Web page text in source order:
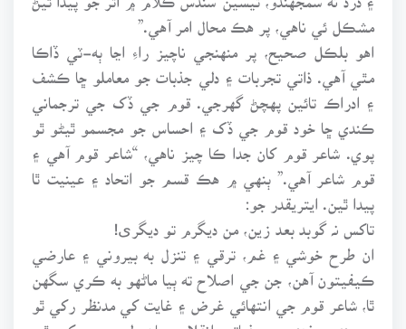
مشڪل ئي ناهي، پر هڪ محال امر آهي.”
اهو بلڪل صحيح، پر منهنجي ناچيز راءِ اڃا ٻه-ٽي ڏاڪا
مٿي آهي. ذاتي تجربات ۽ دلي جذبات جو معاملو ڇا ڪشف
۽ ادراڪ تائين پهچڻ گهرجي. قوم جي ڏک جي ترجماني
ڪندي ڇا خود قوم جي ڏک ۽ احساس جو مجسمو ٿيڻو ٿو
پوي. شاعر قوم کان جدا ڪا چيز ناهي، “شاعر قوم آهي ۽
قوم شاعر آهي.” ٻنهي ۾ هڪ قسم جو اتحاد ۽ عينيت ٿا
پيدا ٿين. ايتريقدر جو:
تاکس نہ گوبد بعد زين، من ديگرم تو ديگری!
ان طرح خوشي ۽ غم، ترقي ۽ تنزل به بيروني ۽ عارضي
ڪيفيتون آهن، جن جي اصلاح ته ٻيا ماڻهو به ڪري سگهن
ٿا، شاعر قوم جي انتهائي غرض ۽ غايت کي مدنظر رکي ٿو
۽ سندس ذهني ۽ جذباتي انقلاب سان دلچسپي رکي ٿو.